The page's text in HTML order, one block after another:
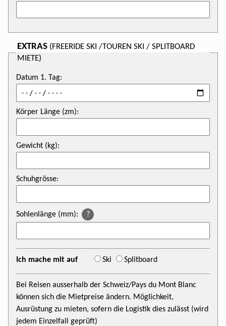
EXTRAS (FREERIDE SKI /TOUREN SKI / SPLITBOARD
MIETE)
Datum 1. Tag:
Körper Länge (zm):
Gewicht (kg):
Schuhgrösse:
Sohlenlänge (mm): ?
Ich mache mit auf Ski Splitboard
Bei Reisen ausserhalb der Schweiz/Pays du Mont Blanc
können sich die Mietpreise ändern. Möglichkeit,
Ausrüstung zu mieten, sofern die Logistik dies zulässt (wird
jedem Einzelfall geprüft)